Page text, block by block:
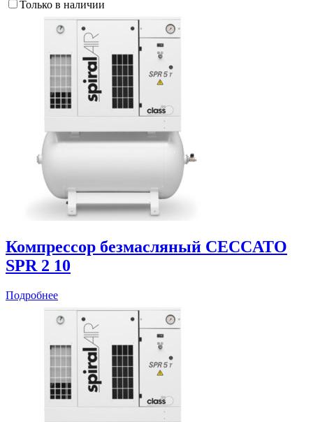
Только в наличии
Компрессор безмасляный CECCATO
SPR 2 10
Подробнее